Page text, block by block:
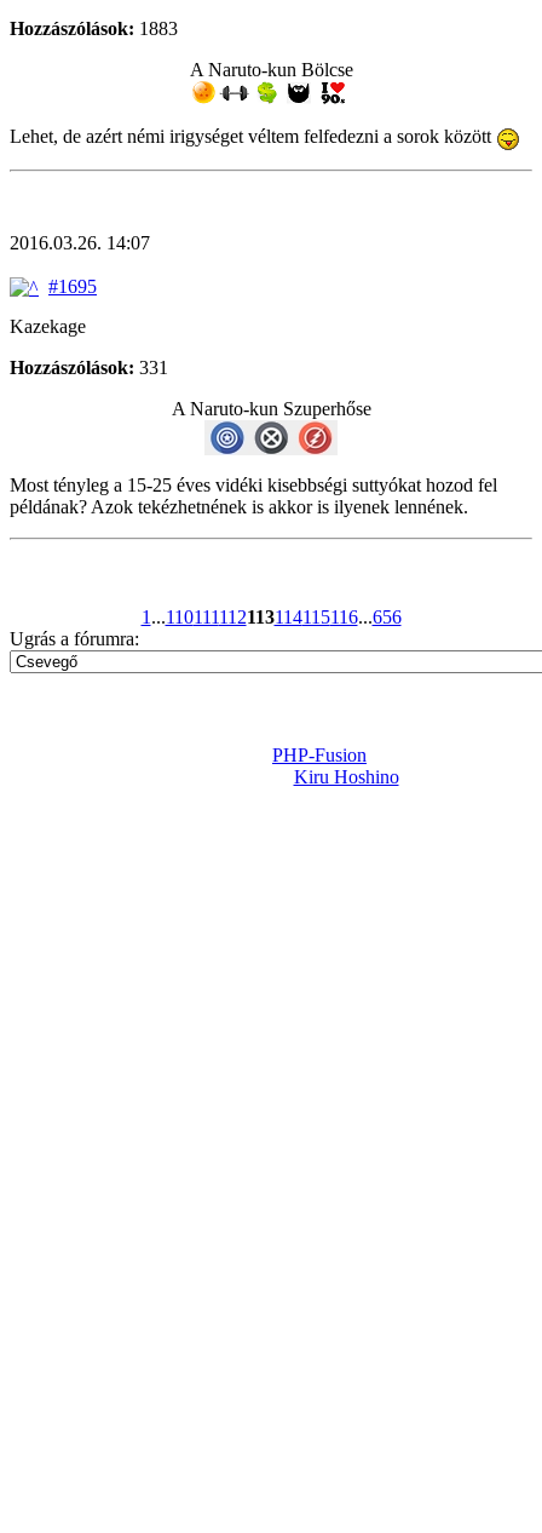
Hozzászólások: 1883
A Naruto-kun Bölcse
Lehet, de azért némi irigységet véltem felfedezni a sorok között
2016.03.26. 14:07
#1695
Kazekage
Hozzászólások: 331
A Naruto-kun Szuperhőse
Most tényleg a 15-25 éves vidéki kisebbségi suttyókat hozod fel
példának? Azok tekézhetnének is akkor is ilyenek lennének.
1 ...110111112113114115116...656
Ugrás a fórumra:
PHP-Fusion
Kiru Hoshino